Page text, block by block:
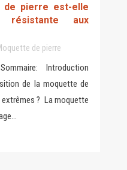
de pierre est-elle
résistante aux
de pierre
Introduction
de la moquette de
? La moquette